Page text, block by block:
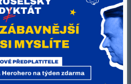
Bez písemného svolení vydavatele je
celku díla, zejména rozmnožování a šíření
nebo elektronickým, v českém nebo
je zakázáno též rozmnožování
analýzy textů nebo dat